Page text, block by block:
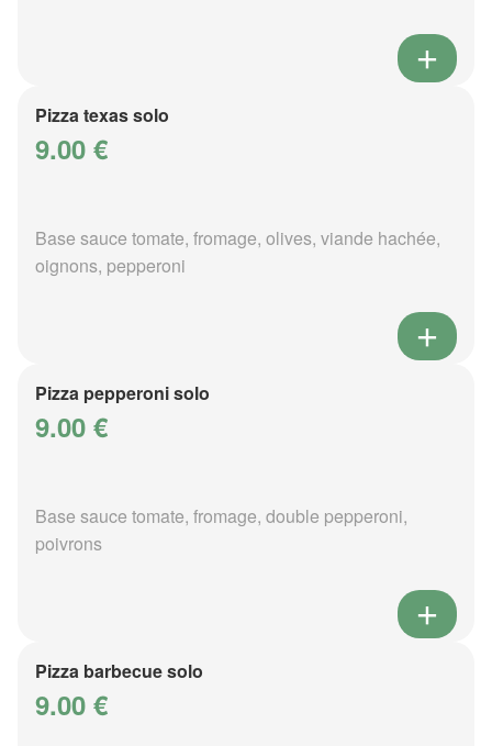
Pizza texas solo
9.00 €
Base sauce tomate, fromage, olives, viande hachée,
oignons, pepperoni
Pizza pepperoni solo
9.00 €
Base sauce tomate, fromage, double pepperoni,
poivrons
Pizza barbecue solo
9.00 €